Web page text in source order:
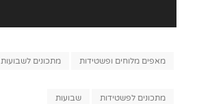
Categories
מאפים מלוחים ופשטידות מתכונים לשבועות
Tags,מתכונים לפשטידות שבועות